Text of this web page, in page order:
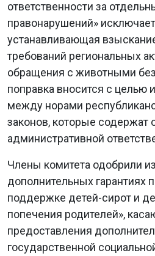
ответственности за
правонарушений»
устанавливающая
требований региональных
обращения с животными
поправка вносится с целью
между норами
законов, которые содержат
административной
Члены комитета одобрили
дополнительных гарантиях
поддержке детей-сирот и
попечения родителей»,
предоставления
государственной